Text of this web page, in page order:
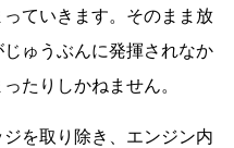
っていきます。そのまま放
ゅうぶんに発揮されなか
たりしかねません。
を取り除き、エンジン内